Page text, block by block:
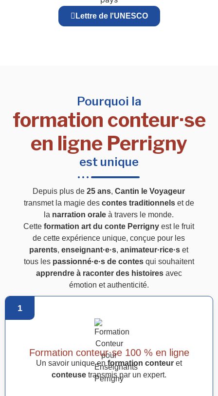
Lettre de l'UNESCO
Pourquoi la
formation conteur·se
en ligne Perrigny
est unique
Depuis plus de25 ans,Cantin le Voyageur
transmet la magie des contes traditionnelset de
la narration orale à travers le monde.
Cetteformation art du conte Perrigny est le fruit
de cette expérience unique, conçue pour les
parents,enseignant·e·s,animateur·rice·s et
tous les passionné·e·s de contesqui souhaitent
apprendre à raconter des histoiresavec
émotion et authenticité.
1
Formation conteur·se 100 % en ligne
Un savoir unique en formation conteur et
conteuse transmis par un expert.